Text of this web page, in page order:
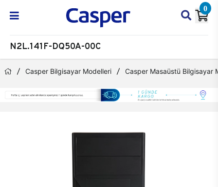
0
N2L.141F-DQ50A-00C
Casper Bilgisayar Modelleri Casper Masaüstü Bilgisayar